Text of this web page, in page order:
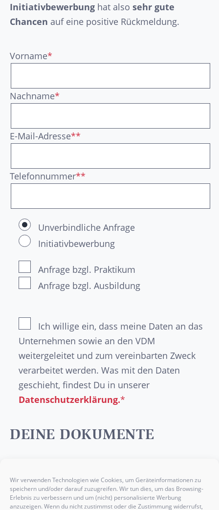
Wir verwenden Technologien wie Cookies, um Geräteinformationen zu
speichern und/oder darauf zuzugreifen. Wir tun dies, um das Browsing-
Erlebnis zu verbessern und um (nicht) personalisierte Werbung
anzuzeigen. Wenn du nicht zustimmst oder die Zustimmung widerrufst,
Initiativbewerbung hat also sehr gute
Chancen auf eine positive Rückmeldung.
Vorname*
Nachname*
E-Mail-Adresse**
Telefonnummer**
Unverbindliche Anfrage
Initiativbewerbung
Anfrage bzgl. Praktikum
Anfrage bzgl. Ausbildung
Ich willige ein, dass meine Daten an das
Unternehmen sowie an den VDM
weitergeleitet und zum vereinbarten Zweck
verarbeitet werden. Was mit den Daten
geschieht, findest Du in unserer
Datenschutzerklärung.*
DEINE DOKUMENTE
wie deinAbschlusszeugnis , deinen
Lebenslauf, einAnschreibenoder etwaige
Praktikumsbelegehier einfügen.